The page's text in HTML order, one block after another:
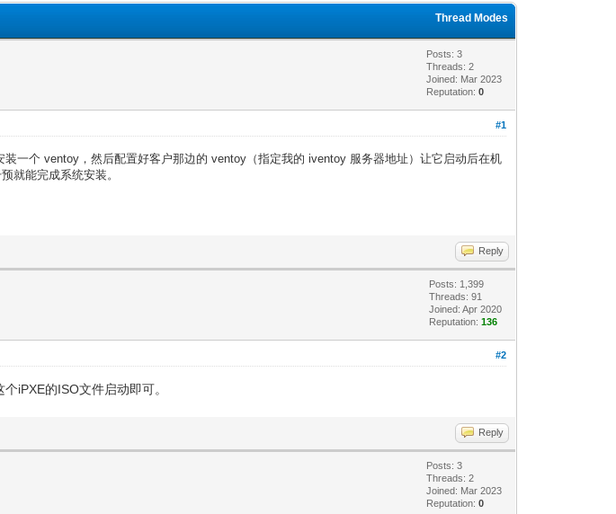
Thread Modes
Posts: 3
Threads: 2
Joined: Mar 2023
Reputation:0
#1
一个 ventoy，然后配置好客户那边的 ventoy（指定我的 iventoy 服务器地址）让它启动后在机
就能完成系统安装。
Reply
Posts: 1,399
Threads: 91
Joined: Apr 2020
Reputation:136
#2
iPXE的ISO文件启动即可。
Reply
Posts: 3
Threads: 2
Joined: Mar 2023
Reputation:0